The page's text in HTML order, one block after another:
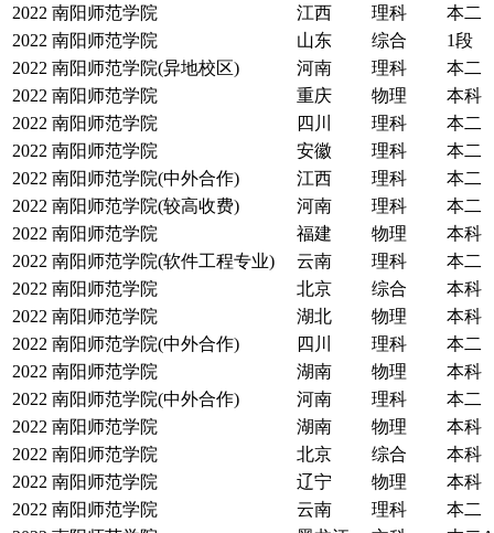
2022 南阳师范学院 江西 理科
本二
2022 南阳师范学院 山东 综合
1段
2022 南阳师范学院(异地校区) 河南 理科
本二
2022 南阳师范学院 重庆 物理
本科
2022 南阳师范学院 四川 理科
本二
2022 南阳师范学院 安徽 理科
本二
2022 南阳师范学院(中外合作) 江西 理科
本二
2022 南阳师范学院(较高收费) 河南 理科
本二
2022 南阳师范学院 福建 物理
本科
2022 南阳师范学院(软件工程专业) 云南 理科
本二
2022 南阳师范学院 北京 综合
本科
2022 南阳师范学院 湖北 物理
本科
2022 南阳师范学院(中外合作) 四川 理科
本二
2022 南阳师范学院 湖南 物理
本科
2022 南阳师范学院(中外合作) 河南 理科
本二
2022 南阳师范学院 湖南 物理
本科
2022 南阳师范学院 北京 综合
本科
2022 南阳师范学院 辽宁 物理
本科
2022 南阳师范学院 云南 理科
本二